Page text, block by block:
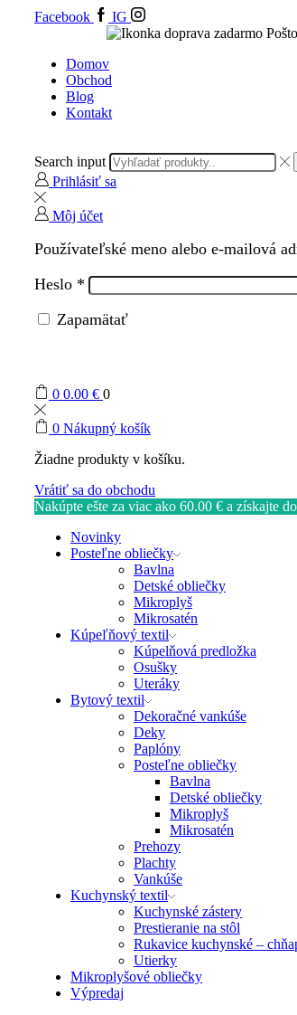
Facebook
IG
Domov
Obchod
Blog
Kontakt
Search input
Prihlásiť sa
Môj účet
Používateľské meno alebo e-mailová
Heslo *
Zapamätať
0 0.00 € 0
0 Nákupný košík
Žiadne produkty v košíku.
Vrátiť sa do obchodu
Nakúpte ešte za viac ako 60.00 € a získajte
Novinky
Posteľne obliečky
Bavlna
Detské obliečky
Mikroplyš
Mikrosatén
Kúpeľňový textil
Kúpelňová predložka
Osušky
Uteráky
Bytový textil
Dekoračné vankúše
Deky
Paplóny
Posteľne obliečky
Bavlna
Detské obliečky
Mikroplyš
Mikrosatén
Prehozy
Plachty
Vankúše
Kuchynský textil
Kuchynské zástery
Prestieranie na stôl
Rukavice kuchynské –
Utierky
Mikroplyšové obliečky
Výpredaj